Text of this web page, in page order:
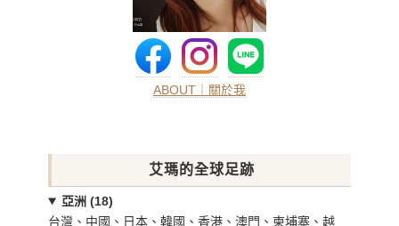
ABOUT｜關於我
艾瑪的全球足跡
亞洲 (18)
台灣、中國、日本、韓國、香港、澳門、柬埔寨、越